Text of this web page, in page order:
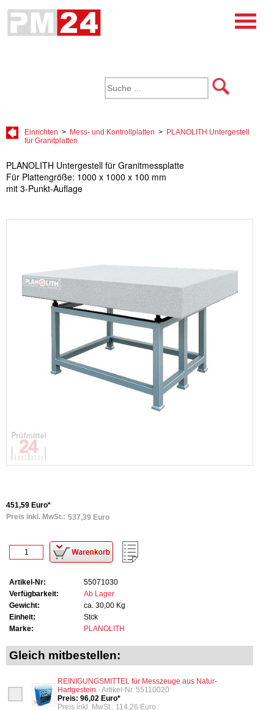
Einrichten > Mess- und Kontrollplatten > PLANOLITH Untergestell
für Granitplatten
PLANOLITH Untergestell für Granitmessplatte
Für Plattengröße: 1000 x 1000 x 100 mm
mit 3-Punkt-Auflage
451,59 Euro*
Preis inkl. MwSt.: 537,39 Euro
Artikel-Nr:
55071030
Verfügbarkeit:
Ab Lager
Gewicht:
ca. 30,00 Kg
Einheit:
Stck
Marke:
PLANOLITH
Gleich mitbestellen:
REINIGUNGSMITTEL für Messzeuge aus Natur-
Hartgestein - Artikel-Nr. 55110020
Preis: 96,02 Euro*
Preis inkl. MwSt.: 114,26 Euro